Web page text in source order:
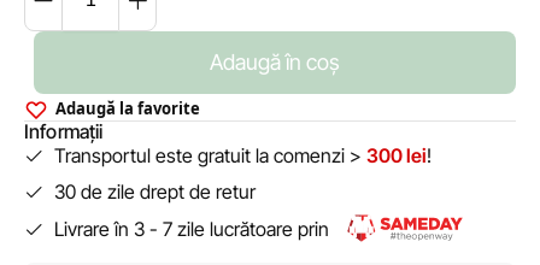
Adaugă în coș
Adaugă la favorite
Informații
Transportul este gratuit la comenzi > 300 lei!
30 de zile drept de retur
Livrare în 3 - 7 zile lucrătoare prin